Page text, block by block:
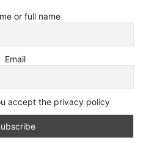
or full name
Email
accept the privacy policy